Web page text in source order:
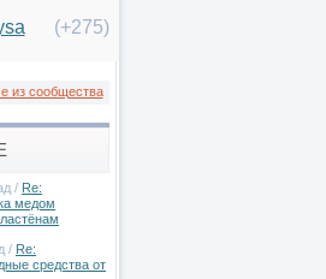
(+275)
из сообщества
/ Re:
медом
/ Re:
средства от